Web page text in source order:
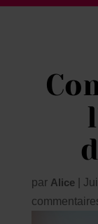
par Alice|